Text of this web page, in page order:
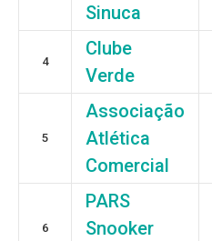
Sinuca
4
Clube
Verde
5
Associação
Atlética
Comercial
6
PARS
Snooker